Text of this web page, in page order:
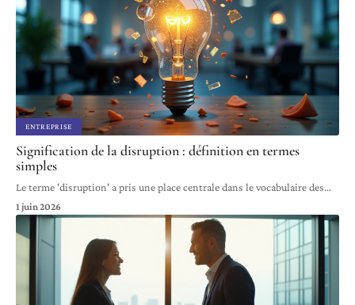
ENTREPRISE
Signification de la disruption : définition en termes
simples
Le terme 'disruption' a pris une place centrale dans le vocabulaire des…
1 juin 2026